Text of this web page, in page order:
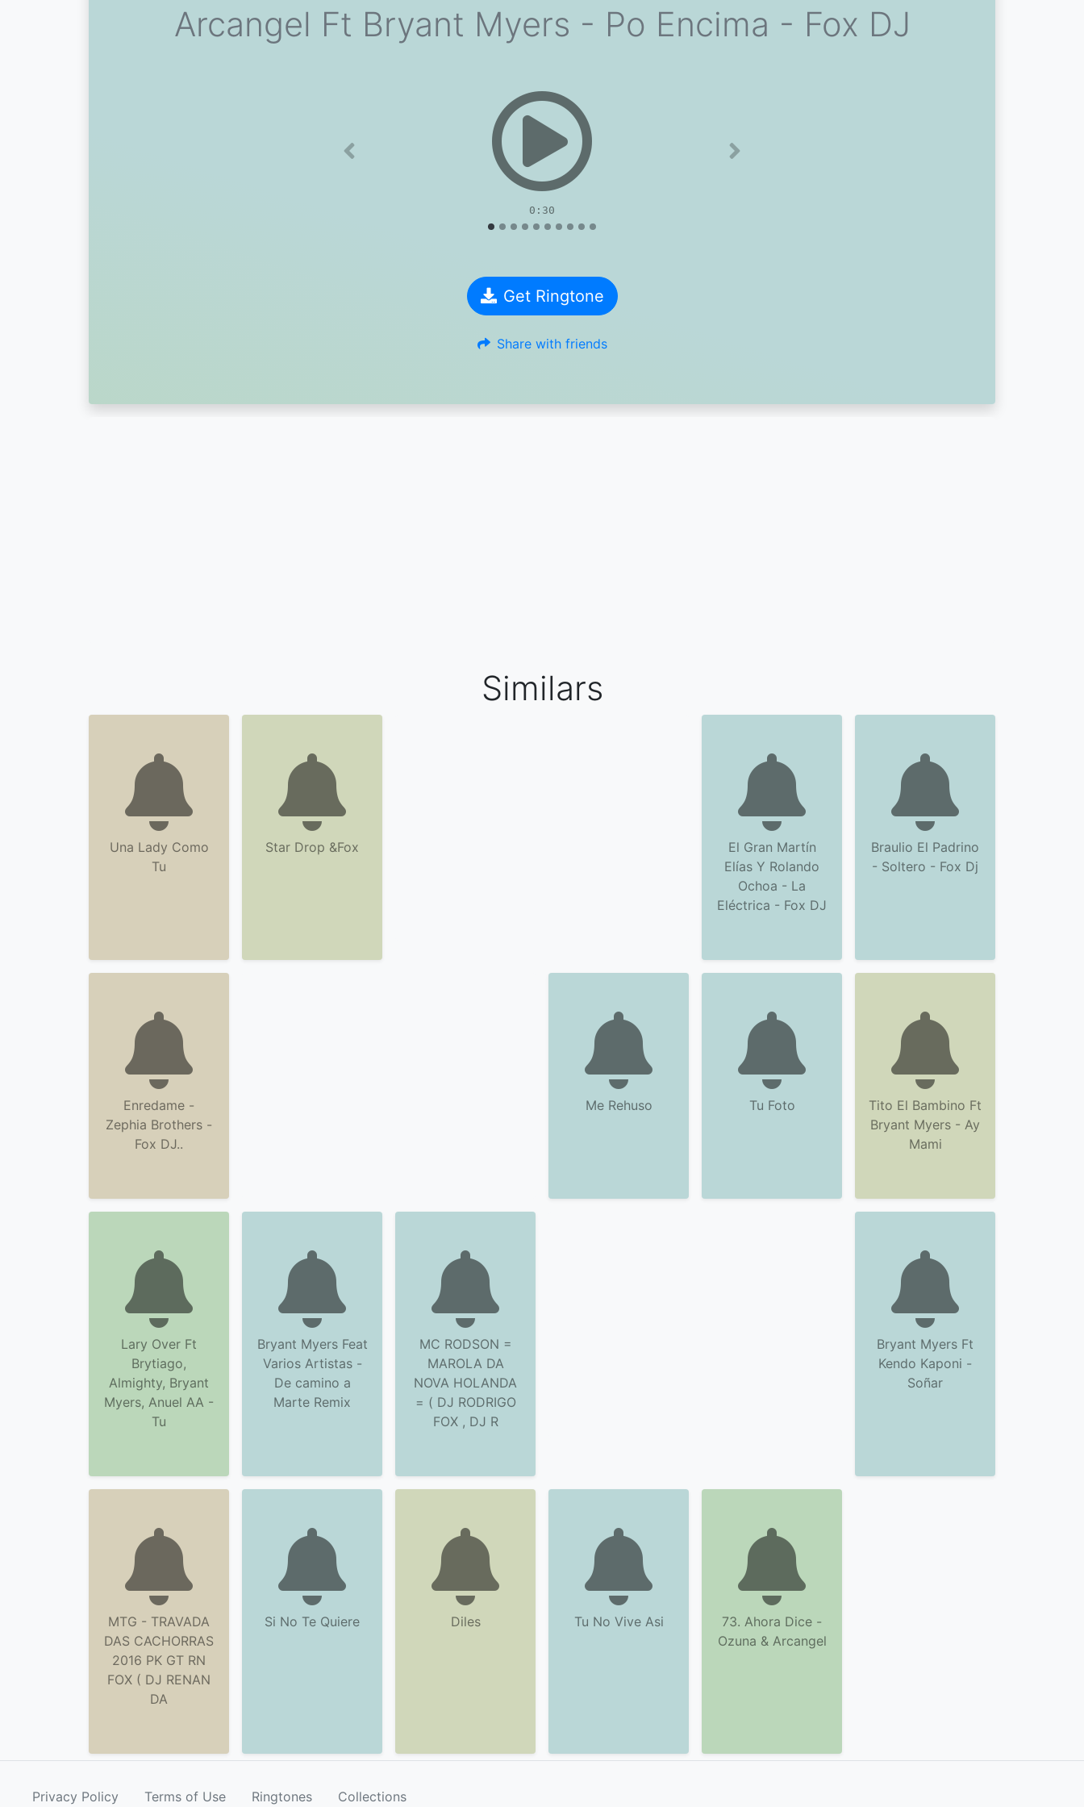
Arcangel Ft Bryant Myers - Po Encima - Fox DJ
0:30
Previous Next
Get Ringtone
Share with friends
Similars
Una Lady Como
Tu
Star Drop &Fox
El Gran Martín
Elías Y Rolando
Ochoa - La
Eléctrica - Fox DJ
Braulio El Padrino
- Soltero - Fox Dj
Enredame -
Zephia Brothers -
Fox DJ..
Me Rehuso Tu Foto
Tito El Bambino Ft
Bryant Myers - Ay
Mami
Lary Over Ft
Brytiago,
Almighty, Bryant
Myers, Anuel AA -
Tu
Bryant Myers Feat
Varios Artistas -
De camino a
Marte Remix
MC RODSON =
MAROLA DA
NOVA HOLANDA
= ( DJ RODRIGO
FOX , DJ R
Bryant Myers Ft
Kendo Kaponi -
Soñar
MTG - TRAVADA
DAS CACHORRAS
2016 PK GT RN
FOX ( DJ RENAN
DA
Si No Te Quiere Diles Tu No Vive Asi
73. Ahora Dice -
Ozuna & Arcangel
Privacy Policy Terms of Use Ringtones Collections